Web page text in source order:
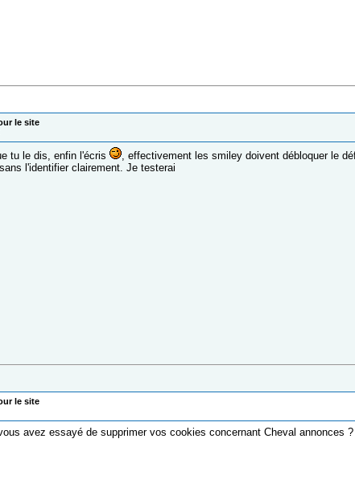
le site
tu le dis, enfin l'écris
, effectivement les smiley doivent débloquer le
l'identifier clairement. Je testerai
le site
avez essayé de supprimer vos cookies concernant Cheval annonces